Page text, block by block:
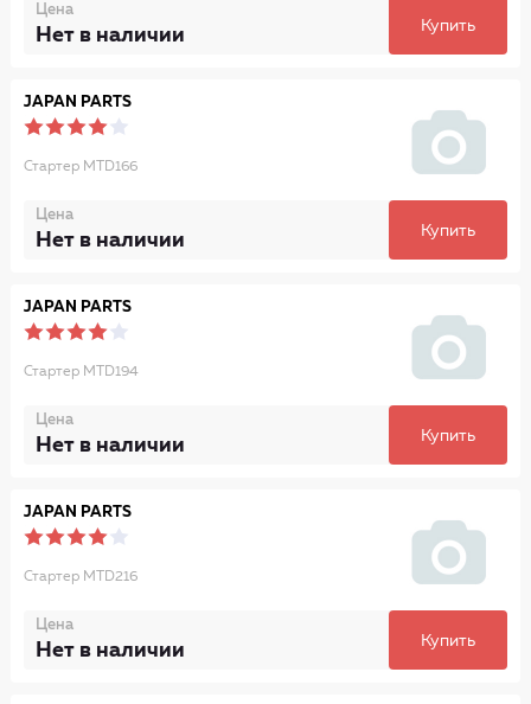
Цена
Нет в наличии Купить
JAPAN PARTS
Стартер MTD166
Цена
Нет в наличии Купить
JAPAN PARTS
Стартер MTD194
Цена
Нет в наличии Купить
JAPAN PARTS
Стартер MTD216
Цена
Нет в наличии Купить